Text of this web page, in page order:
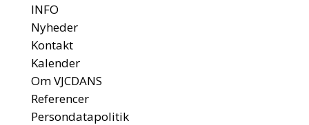
INFO
Nyheder
Kontakt
Kalender
Om VJCDANS
Referencer
Persondatapolitik